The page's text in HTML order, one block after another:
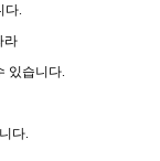
.
라
있습니다.
다.